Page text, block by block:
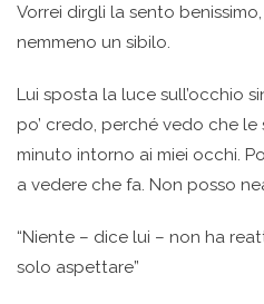
Vorrei dirgli la sento
nemmeno un sibilo.
Lui sposta la luce sull’occhio
po’ credo, perché vedo che
minuto intorno ai miei occhi.
a vedere che fa. Non posso
“Niente – dice lui – non ha
solo aspettare”